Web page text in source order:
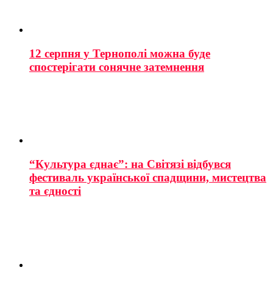
12 серпня у Тернополі можна буде
спостерігати сонячне затемнення
“Культура єднає”: на Світязі відбувся
фестиваль української спадщини, мистецтва
та єдності